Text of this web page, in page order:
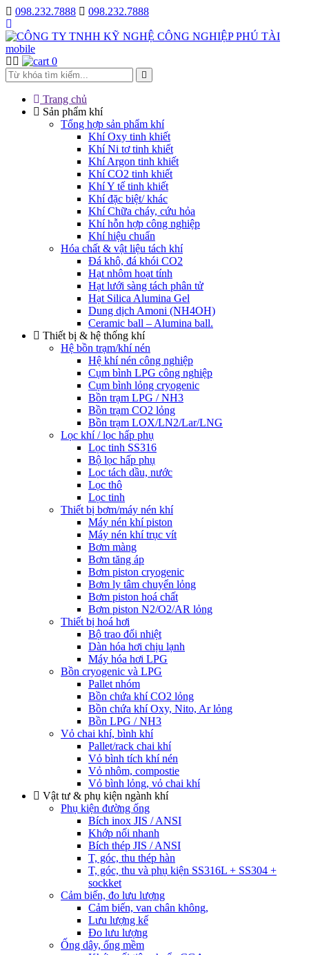
098.232.7888 098.232.7888
0
Trang chủ
Sản phẩm khí
Tổng hợp sản phẩm khí
Khí Oxy tinh khiết
Khí Ni tơ tinh khiết
Khí Argon tinh khiết
Khí CO2 tinh khiết
Khí Y tế tinh khiết
Khí đặc biệt/ khác
Khí Chữa cháy, cứu hỏa
Khí hỗn hợp công nghiệp
Khí hiệu chuẩn
Hóa chất & vật liệu tách khí
Đá khô, đá khói CO2
Hạt nhôm hoạt tính
Hạt lưới sàng tách phân tử
Hạt Silica Alumina Gel
Dung dịch Amoni (NH4OH)
Ceramic ball – Alumina ball.
Thiết bị & hệ thống khí
Hệ bồn trạm/khí nén
Hệ khí nén công nghiệp
Cụm bình LPG công nghiệp
Cụm bình lỏng cryogenic
Bồn trạm LPG / NH3
Bồn trạm CO2 lỏng
Bồn trạm LOX/LN2/Lar/LNG
Lọc khí / lọc hấp phụ
Lọc tinh SS316
Bộ lọc hấp phụ
Lọc tách dầu, nước
Lọc thô
Lọc tinh
Thiết bị bơm/máy nén khí
Máy nén khí piston
Máy nén khí trục vít
Bơm màng
Bơm tăng áp
Bơm piston cryogenic
Bơm ly tâm chuyển lỏng
Bơm piston hoá chất
Bơm piston N2/O2/AR lỏng
Thiết bị hoá hơi
Bộ trao đổi nhiệt
Dàn hóa hơi chịu lạnh
Máy hóa hơi LPG
Bồn cryogenic và LPG
Pallet nhóm
Bồn chứa khí CO2 lỏng
Bồn chứa khí Oxy, Nito, Ar lỏng
Bồn LPG / NH3
Vỏ chai khí, bình khí
Pallet/rack chai khí
Vỏ bình tích khí nén
Vỏ nhôm, compostie
Vỏ bình lỏng, vỏ chai khí
Vật tư & phụ kiện ngành khí
Phụ kiện đường ống
Bích inox JIS / ANSI
Khớp nối nhanh
Bích thép JIS / ANSI
T, góc, thu thép hàn
T, góc, thu và phụ kiện SS316L + SS304 +
sockket
Cảm biến, đo lưu lượng
Cảm biến, van chân không,
Lưu lượng kế
Đo lưu lượng
Ống dây, ống mềm